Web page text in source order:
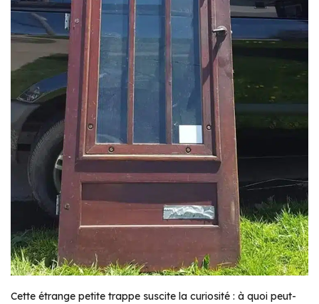
Cette étrange petite trappe suscite la curiosité : à quoi peut-